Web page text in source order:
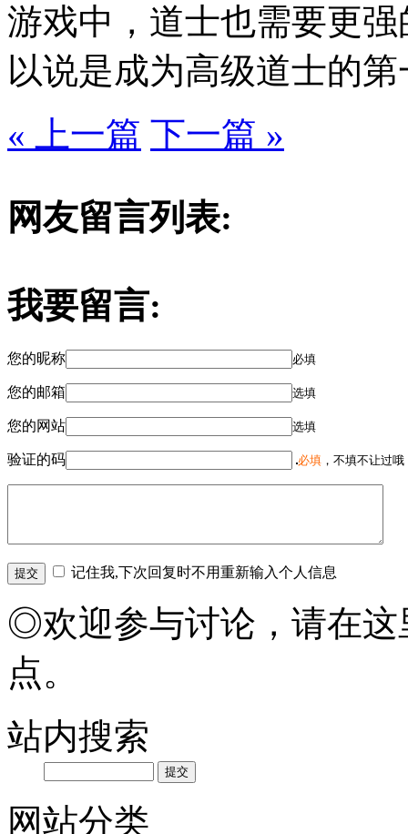
游戏中，道士也需要更
以说是成为高级道士的
« 上一篇 下一篇 »
网友留言列表:
我要留言:
您的昵称 必填
您的邮箱 选填
您的网站 选填
验证的码 必填 ，不填不让过
记住我,下次回复时不用重新输入个人信息
◎欢迎参与讨论，请在这
点。
站内搜索
网站分类